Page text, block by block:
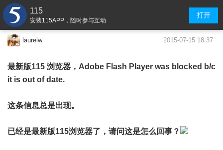
115
安装115APP，随时参与互动
打开
laurelw 2015-07-15 18:37
最新版115 浏览器，Adobe Flash Player was blocked b/c
it is out of date.
这条信息总是出现。
已经是最新版115浏览器了，请问这是怎么回事？